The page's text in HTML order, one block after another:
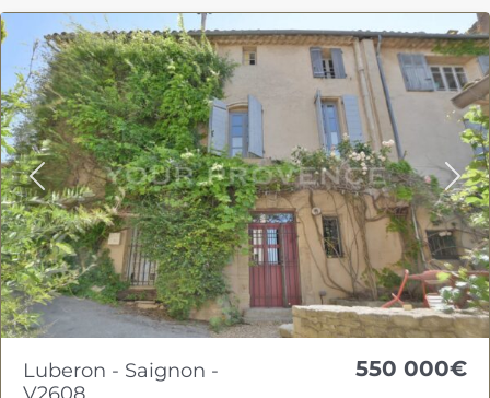
Previous
Luberon - Saignon -
550 000€